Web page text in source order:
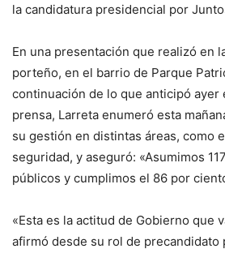
la candidatura presidencial por
En una presentación que realizó en
porteño, en el barrio de Parque
continuación de lo que anticipó ayer
prensa, Larreta enumeró esta
su gestión en distintas áreas, como
seguridad, y aseguró: «Asumimos
públicos y cumplimos el 86 por
«Esta es la actitud de Gobierno que
afirmó desde su rol de precandidato